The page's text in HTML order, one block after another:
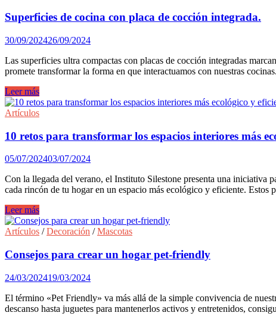
y
Ahorro
Energético
Superficies de cocina con placa de cocción integrada.
30/09/202426/09/2024
Las superficies ultra compactas con placas de cocción integradas
promete transformar la forma en que interactuamos con nuestras cocinas.
Superficies
de
cocina
placa
de
cocción
integrada.
Leer más
Artículos
10 retos para transformar los espacios interiores más
05/07/202403/07/2024
Con la llegada del verano, el Instituto Silestone presenta una iniciativa
cada rincón de tu hogar en un espacio más ecológico y eficiente.
10
retos
para
los
espacios
interiores
más
ecológico
y
Leer más
Artículos /Decoración /Mascotas
Consejos para crear un hogar pet-friendly
24/03/202419/03/2024
El término «Pet Friendly» va más allá de la simple convivencia de
descanso hasta juguetes para mantenerlos activos y entretenidos,